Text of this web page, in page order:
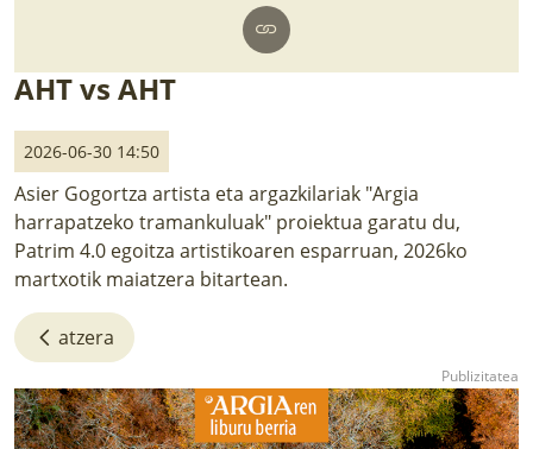
AHT vs AHT
2026-06-30 14:50
Asier Gogortza artista eta argazkilariak "Argia
harrapatzeko tramankuluak" proiektua garatu du,
Patrim 4.0 egoitza artistikoaren esparruan, 2026ko
martxotik maiatzera bitartean.
atzera